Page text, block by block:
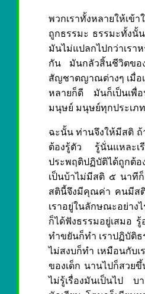
พวกเราทั้งหลายให้เข้
ถูกธรรมะ ธรรมะทั้งนั้
มันไม่แปลกไปกว่าเร
กัน มันกลัวสิ้นชีวิตขอ
สัญชาตญาณต่างๆ เมื่อ
หลายก็ดี มันก็เป็นเพื่อ
มนุษย์ มนุษย์ทุกประเภ
ฉะนั้น ท่านจึงให้มีสติ ถ้
ต้องรู้ตัว รู้นั่นแหละเ
ประพฤติปฏิบัติได้ถูกต้
เป็นบ้าไม่มีสติ ๕ นาที
สตินี้จึงมีคุณค่า คนมีสติ
เราอยู่ในลักษณะอย่า
ก็ได้ฟังธรรมอยู่เสมอ
ทำขยันก็ทำ เราปฏิบัติ
ไม่สงบก็ทำ เหมือนกับเ
ของเด็ก นานไปก็สวย
ไม่รู้เรื่องมันเป็นไป บ